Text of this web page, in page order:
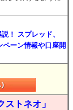
！ スプレッド、
ーン情報や口座開
トネオ」